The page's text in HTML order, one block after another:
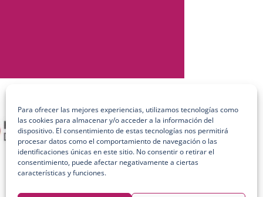
Para ofrecer las mejores experiencias, utilizamos tecnologías como
las cookies para almacenar y/o acceder a la información del
dispositivo. El consentimiento de estas tecnologías nos permitirá
procesar datos como el comportamiento de navegación o las
identificaciones únicas en este sitio. No consentir o retirar el
consentimiento, puede afectar negativamente a ciertas
características y funciones.